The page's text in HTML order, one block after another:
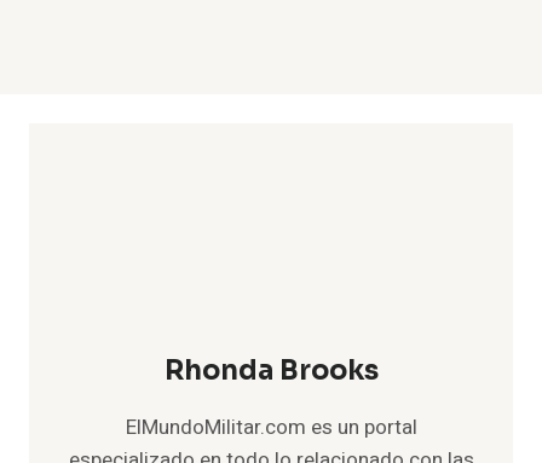
Rhonda Brooks
ElMundoMilitar.com es un portal